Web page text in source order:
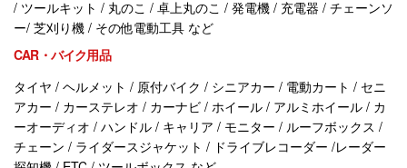
/ ツールキット / 丸のこ / 卓上丸のこ / 発電機 / 充電器 / チェーンソ
ー/ 芝刈り機 / その他電動工具 など
CAR・バイク用品
タイヤ / ヘルメット / 原付バイク / シニアカー / 電動カート / セニ
アカー / カーステレオ / カーナビ / ホイール / アルミホイール / カ
ーオーディオ / ハンドル / キャリア / モニター / ルーフボックス /
チェーン / ライダースジャケット / ドライブレコーダー /レーダー